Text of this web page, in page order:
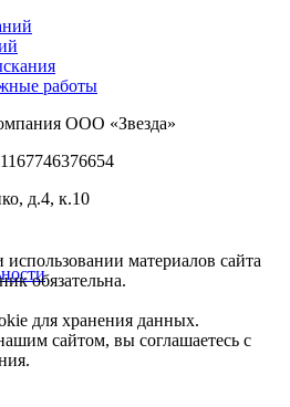
работы
ООО «Звезда»
д.4, к.10
материалов сайта
обязательна.
для хранения данных.
сайтом, вы соглашаетесь с